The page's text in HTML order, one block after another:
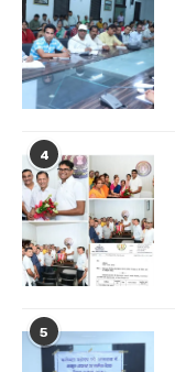
4
5